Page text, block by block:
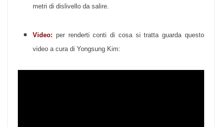
metri di dislivello da salire.
Video: per renderti conti di cosa si tratta guarda questo
video a cura di Yongsung Kim: